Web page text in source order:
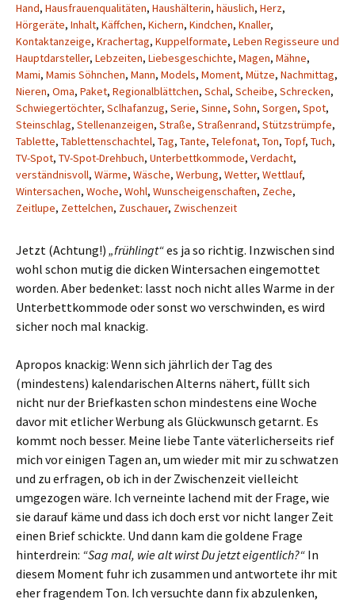
Hand, Hausfrauenqualitäten, Haushälterin, häuslich, Herz,
Hörgeräte, Inhalt, Käffchen, Kichern, Kindchen, Knaller,
Kontaktanzeige, Krachertag, Kuppelformate, Leben Regisseure und
Hauptdarsteller, Lebzeiten, Liebesgeschichte, Magen, Mähne,
Mami, Mamis Söhnchen, Mann, Models, Moment, Mütze, Nachmittag,
Nieren, Oma, Paket, Regionalblättchen, Schal, Scheibe, Schrecken,
Schwiegertöchter, Sclhafanzug, Serie, Sinne, Sohn, Sorgen, Spot,
Steinschlag, Stellenanzeigen, Straße, Straßenrand, Stützstrümpfe,
Tablette, Tablettenschachtel, Tag, Tante, Telefonat, Ton, Topf, Tuch,
TV-Spot, TV-Spot-Drehbuch, Unterbettkommode, Verdacht,
verständnisvoll, Wärme, Wäsche, Werbung, Wetter, Wettlauf,
Wintersachen, Woche, Wohl, Wunscheigenschaften, Zeche,
Zeitlupe, Zettelchen, Zuschauer, Zwischenzeit
Jetzt (Achtung!) „frühlingt“es ja so richtig. Inzwischen sind
wohl schon mutig die dicken Wintersachen eingemottet
worden. Aber bedenket: lasst noch nicht alles Warme in der
Unterbettkommode oder sonst wo verschwinden, es wird
sicher noch mal knackig.
Apropos knackig: Wenn sich jährlich der Tag des
(mindestens) kalendarischen Alterns nähert, füllt sich
nicht nur der Briefkasten schon mindestens eine Woche
davor mit etlicher Werbung als Glückwunsch getarnt. Es
kommt noch besser. Meine liebe Tante väterlicherseits rief
mich vor einigen Tagen an, um wieder mit mir zu schwatzen
und zu erfragen, ob ich in der Zwischenzeit vielleicht
umgezogen wäre. Ich verneinte lachend mit der Frage, wie
sie darauf käme und dass ich doch erst vor nicht langer Zeit
einen Brief schickte. Und dann kam die goldene Frage
hinterdrein: “Sag mal, wie alt wirst Du jetzt eigentlich?“ In
diesem Moment fuhr ich zusammen und antwortete ihr mit
eher fragendem Ton. Ich versuchte dann fix abzulenken,